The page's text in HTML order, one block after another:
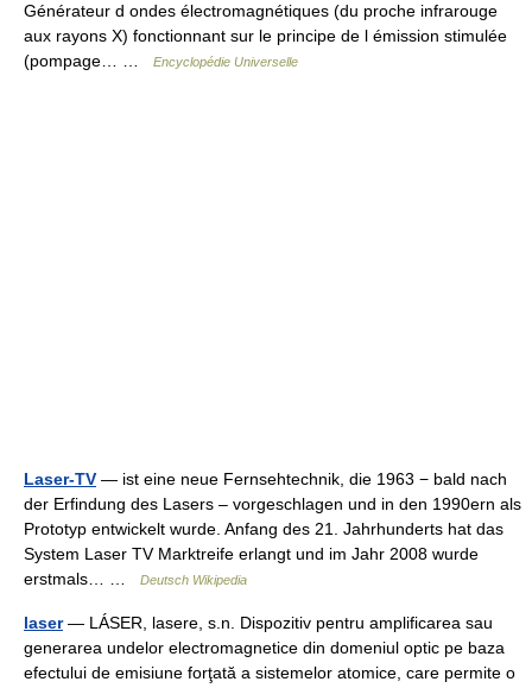
Générateur d ondes électromagnétiques (du proche infrarouge
aux rayons X) fonctionnant sur le principe de l émission stimulée
(pompage… …
Encyclopédie Universelle
Laser-TV — ist eine neue Fernsehtechnik, die 1963 − bald nach
der Erfindung des Lasers – vorgeschlagen und in den 1990ern als
Prototyp entwickelt wurde. Anfang des 21. Jahrhunderts hat das
System Laser TV Marktreife erlangt und im Jahr 2008 wurde
erstmals… …
Deutsch Wikipedia
laser— LÁSER, lasere, s.n. Dispozitiv pentru amplificarea sau
generarea undelor electromagnetice din domeniul optic pe baza
efectului de emisiune forţată a sistemelor atomice, care permite o